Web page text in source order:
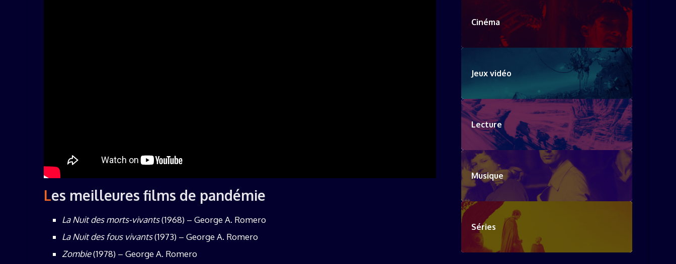
Les meilleures films de pandémie
La Nuit des morts-vivants(1968) – George A. Romero
La Nuit des fous vivants(1973) – George A. Romero
Zombie(1978) – George A. Romero
Cinéma
Jeux vidéo
Lecture
Musique
Séries